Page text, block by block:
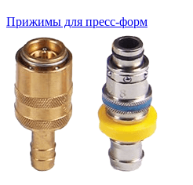
Прижимы для пресс-форм